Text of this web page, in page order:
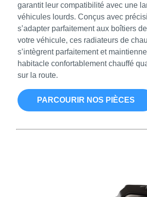
garantit leur compatibilité avec une
véhicules lourds. Conçus avec
s’adapter parfaitement aux boîtiers
votre véhicule, ces radiateurs de
s’intègrent parfaitement et
habitacle confortablement chauffé
sur la route.
PARCOURIR NOS PIÈCES